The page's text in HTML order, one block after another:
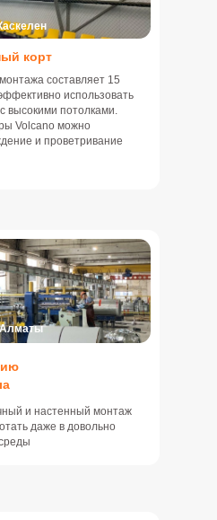
корт
составляет 15
использовать
высокими потолками.
Volcano можно
и проветривание
и настенный монтаж
даже в довольно
Алматы